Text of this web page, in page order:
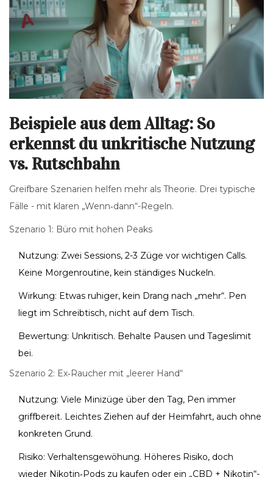
Beispiele aus dem Alltag: So
erkennst du unkritische Nutzung
vs. Rutschbahn
Greifbare Szenarien helfen mehr als Theorie. Drei typische
Fälle - mit klaren „Wenn‑dann“-Regeln.
Szenario 1: Büro mit hohen Peaks
Nutzung: Zwei Sessions, 2-3 Züge vor wichtigen Calls.
Keine Morgenroutine, kein ständiges Nuckeln.
Wirkung: Etwas ruhiger, kein Drang nach „mehr“. Pen
liegt im Schreibtisch, nicht auf dem Tisch.
Bewertung: Unkritisch. Behalte Pausen und Tageslimit
bei.
Szenario 2: Ex‑Raucher mit „leerer Hand“
Nutzung: Viele Minizüge über den Tag, Pen immer
griffbereit. Leichtes Ziehen auf der Heimfahrt, auch ohne
konkreten Grund.
Risiko: Verhaltensgewöhung. Höheres Risiko, doch
wieder Nikotin‑Pods zu kaufen oder ein „CBD + Nikotin“-